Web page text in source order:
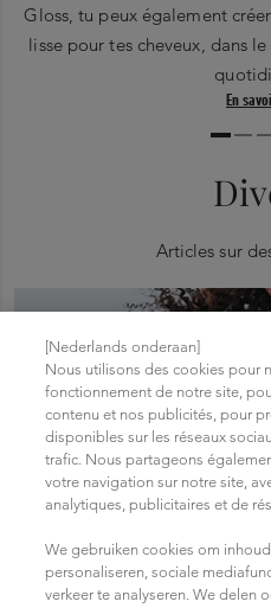
Gloss, tu peux également
lisse pour tes cheveux, dans
En
Articles sur
[Nederlands onderaan]
Nous utilisons des cookies pour
fonctionnement de notre site,
contenu et nos publicités, pour
disponibles sur les réseaux
trafic. Nous partageons
votre navigation sur notre site,
analytiques, publicitaires et de
We gebruiken cookies om
personaliseren, sociale
verkeer te analyseren. We delen